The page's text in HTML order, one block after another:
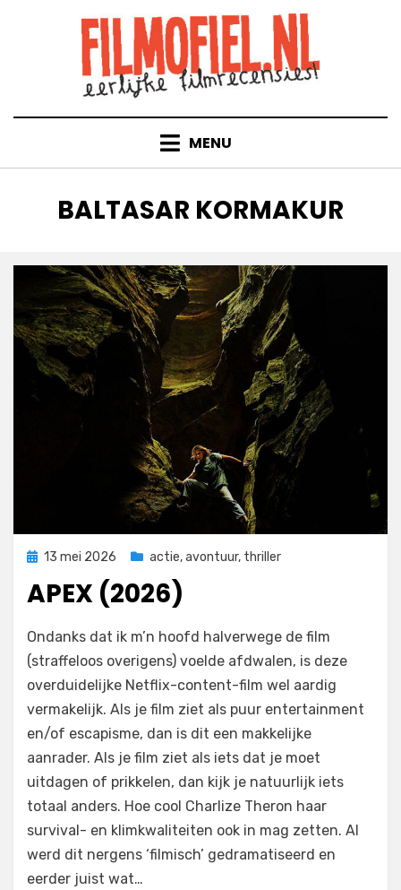
MENU
TAG
:
BALTASAR KORMAKUR
Geplaatst
13 mei 2026 actie,avontuur, thriller
APEX (2026)
door Filmofiel.nl
Ondanks dat ik m’n hoofd halverwege de film
(straffeloos overigens) voelde afdwalen, is deze
overduidelijke Netflix-content-film wel aardig
vermakelijk. Als je film ziet als puur entertainment
en/of escapisme, dan is dit een makkelijke
aanrader. Als je film ziet als iets dat je moet
uitdagen of prikkelen, dan kijk je natuurlijk iets
totaal anders. Hoe cool Charlize Theron haar
survival- en klimkwaliteiten ook in mag zetten. Al
werd dit nergens ‘filmisch’ gedramatiseerd en
eerder juist wat…